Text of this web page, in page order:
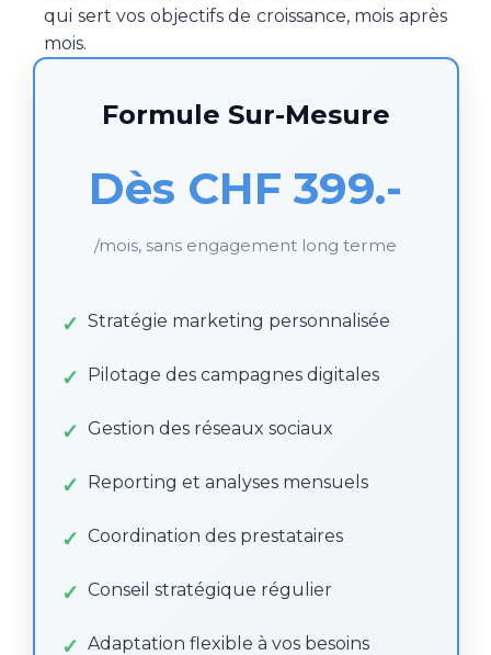
qui sert vos objectifs de croissance, mois après
mois.
Formule Sur-Mesure
Dès CHF 399.-
/mois, sans engagement long terme
Stratégie marketing personnalisée
Pilotage des campagnes digitales
Gestion des réseaux sociaux
Reporting et analyses mensuels
Coordination des prestataires
Conseil stratégique régulier
Adaptation flexible à vos besoins